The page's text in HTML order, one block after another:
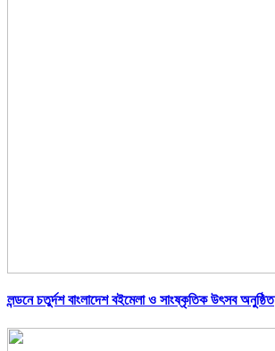
লন্ডনে চতুর্দশ বাংলাদেশ বইমেলা ও সাংষ্কৃতিক উৎসব অনুষ্ঠিত